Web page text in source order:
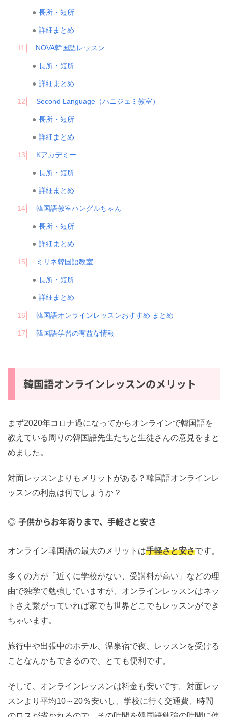
長所・短所
詳細まとめ
11 NOVA韓国語レッスン
長所・短所
詳細まとめ
12 Second Language（ハニジェミ教室）
長所・短所
詳細まとめ
13 Kアカデミー
長所・短所
詳細まとめ
14 韓国語教室ハングルちゃん
長所・短所
詳細まとめ
15 ミリネ韓国語教室
長所・短所
詳細まとめ
16 韓国語オンラインレッスンおすすめ まとめ
17 韓国語学習の有益な情報
韓国語オンラインレッスンのメリット
まず2020年コロナ過になってからオンラインで韓国語を
教えている周りの韓国語先生たちと生徒さんの意見をまと
めました。
対面レッスンよりもメリットがある？韓国語オンラインレ
ッスンの利点は何でしょうか？
子供からお年寄りまで、手軽さと安さ
オンライン韓国語の最大のメリットは手軽さと安さです。
多くの方が「近くに学校がない、受講料が高い」などの理
由で独学で勉強していますが、オンラインレッスンはネッ
トさえ繋がっていれば家でも世界どこでもレッスンができ
ちゃいます。
旅行中や出張中のホテル、温泉宿で夜、レッスンを受ける
ことなんかもできるので、とても便利です。
そして、オンラインレッスンは料金も安いです。対面レッ
スンより平均10～20％安いし、学校に行く交通費、時間